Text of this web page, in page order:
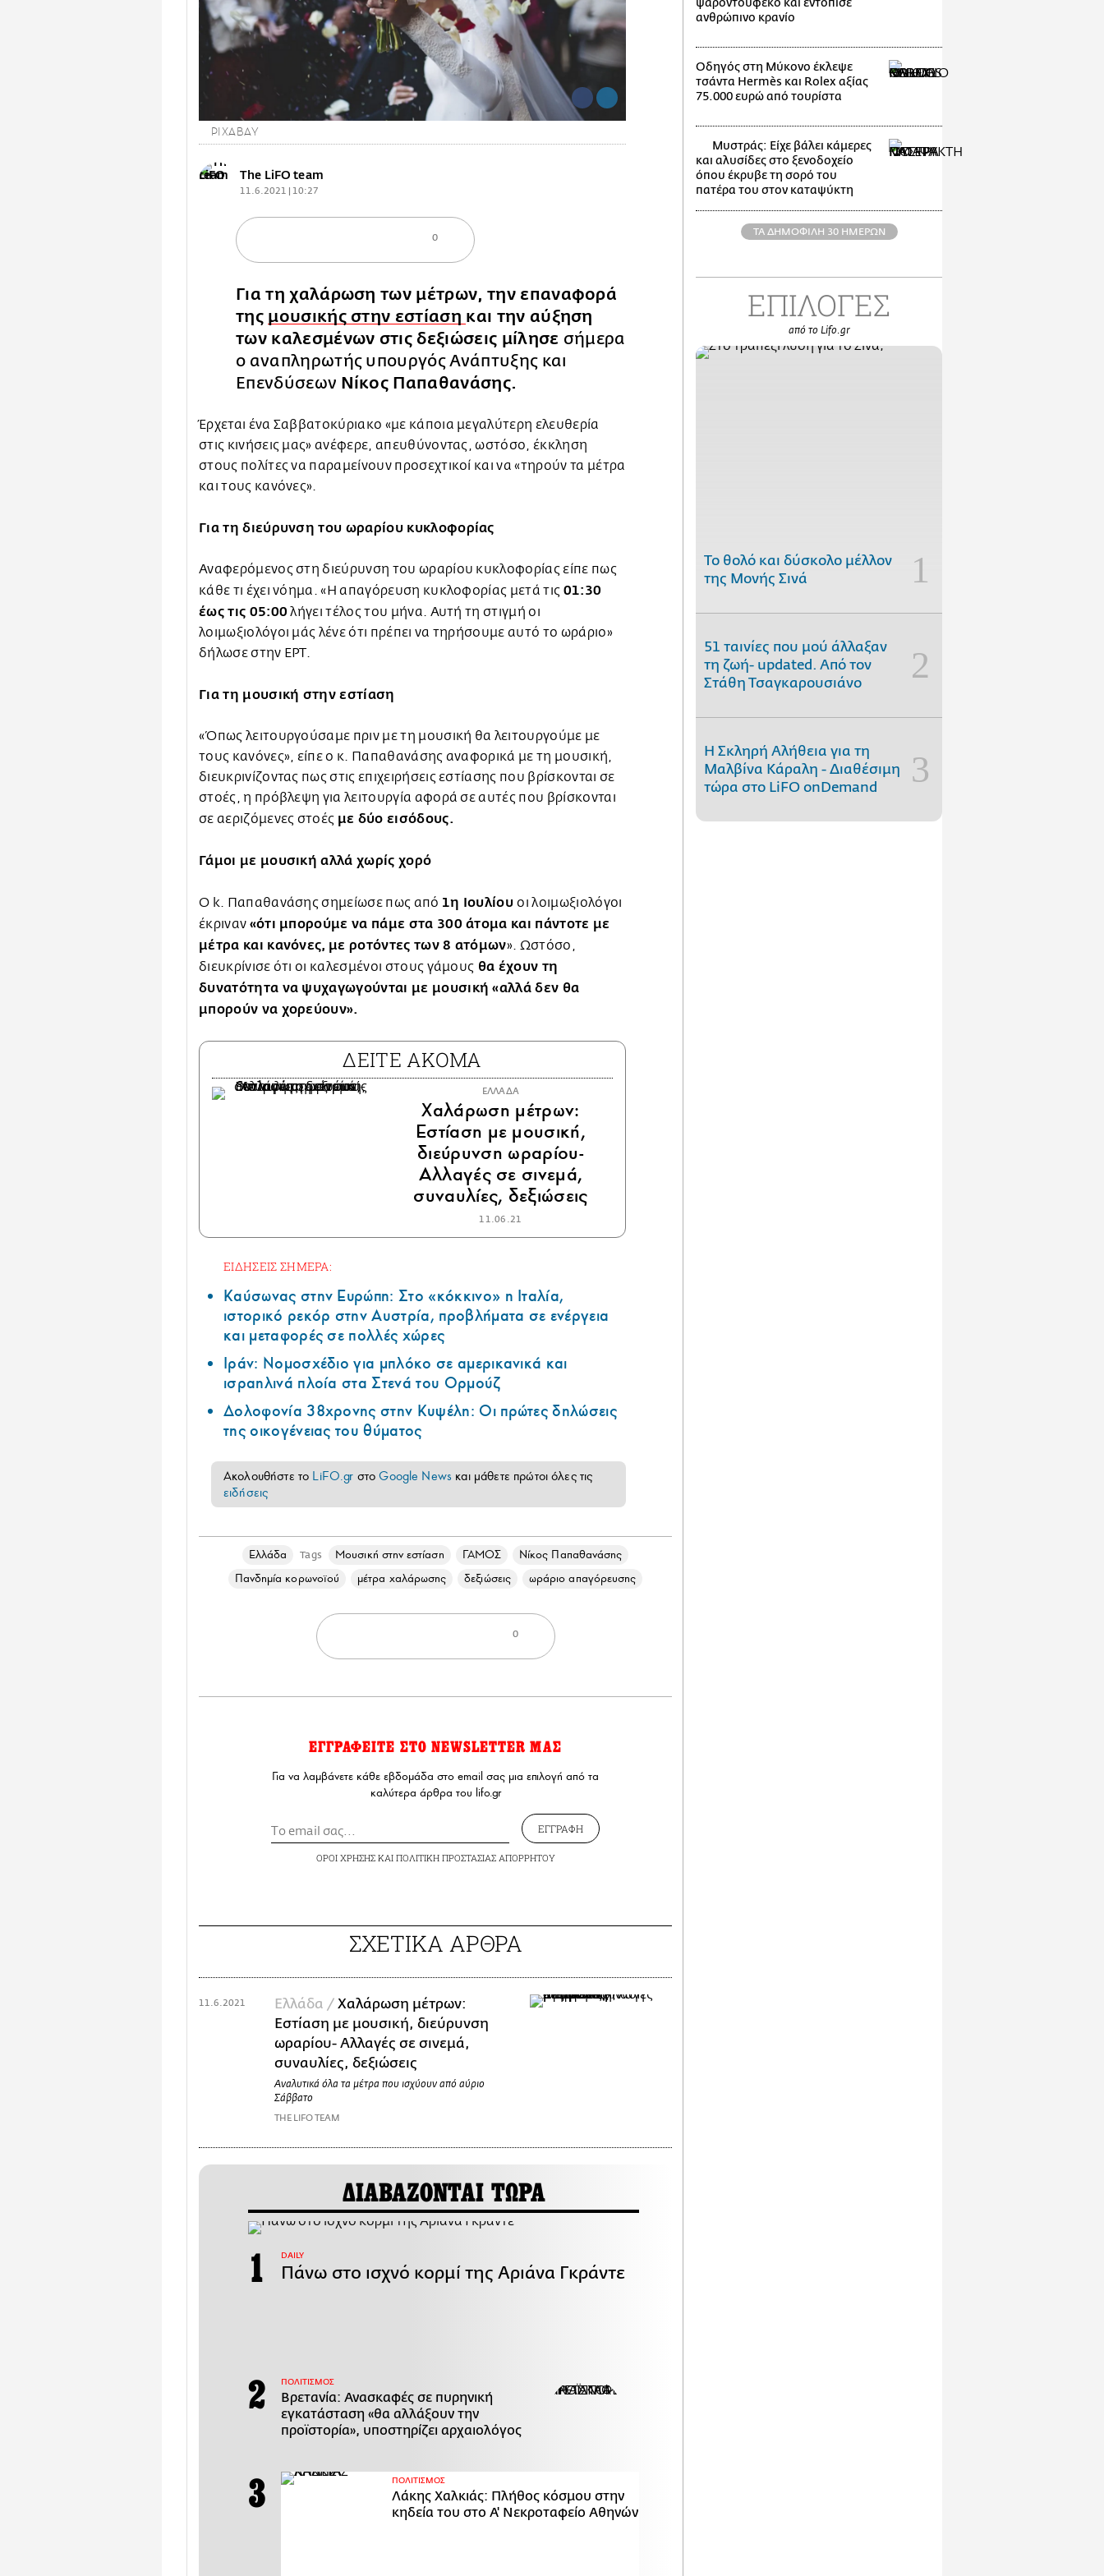
PIXABAY
The LiFO team
11.6.2021 | 10:27
0
Για τη χαλάρωση των μέτρων, την επαναφορά
της μουσικής στην εστίαση και την αύξηση
των καλεσμένων στις δεξιώσεις μίλησε σήμερα
ο αναπληρωτής υπουργός Ανάπτυξης και
Επενδύσεων Νίκος Παπαθανάσης.
Έρχεται ένα Σαββατοκύριακο «με κάποια μεγαλύτερη ελευθερία
στις κινήσεις μας» ανέφερε, απευθύνοντας, ωστόσο, έκκληση
στους πολίτες να παραμείνουν προσεχτικοί και να «τηρούν τα μέτρα
και τους κανόνες».
Για τη διεύρυνση του ωραρίου κυκλοφορίας
Αναφερόμενος στη διεύρυνση του ωραρίου κυκλοφορίας είπε πως
κάθε τι έχει νόημα. «Η απαγόρευση κυκλοφορίας μετά τις 01:30
έως τις 05:00 λήγει τέλος του μήνα. Αυτή τη στιγμή οι
λοιμωξιολόγοι μάς λένε ότι πρέπει να τηρήσουμε αυτό το ωράριο»
δήλωσε στην ΕΡΤ.
Για τη μουσική στην εστίαση
«Όπως λειτουργούσαμε πριν με τη μουσική θα λειτουργούμε με
τους κανόνες», είπε ο κ. Παπαθανάσης αναφορικά με τη μουσική,
διευκρινίζοντας πως στις επιχειρήσεις εστίασης που βρίσκονται σε
στοές, η πρόβλεψη για λειτουργία αφορά σε αυτές που βρίσκονται
σε αεριζόμενες στοές με δύο εισόδους.
Γάμοι με μουσική αλλά χωρίς χορό
Ο k. Παπαθανάσης σημείωσε πως από 1η Ιουλίουοι λοιμωξιολόγοι
έκριναν «ότι μπορούμε να πάμε στα 300 άτομα και πάντοτε με
μέτρα και κανόνες, με ροτόντες των 8 ατόμων». Ωστόσο,
διευκρίνισε ότι οι καλεσμένοι στους γάμους θα έχουν τη
δυνατότητα να ψυχαγωγούνται με μουσική «αλλά δεν θα
μπορούν να χορεύουν».
ΔΕΙΤΕ ΑΚΟΜΑ
ΕΛΛΑΔΑ
Χαλάρωση μέτρων:
Εστίαση με μουσική,
διεύρυνση ωραρίου-
Αλλαγές σε σινεμά,
συναυλίες, δεξιώσεις
11.06.21
ΕΙΔΗΣΕΙΣ ΣΗΜΕΡΑ:
Καύσωνας στην Ευρώπη: Στο «κόκκινο» η Ιταλία,
ιστορικό ρεκόρ στην Αυστρία, προβλήματα σε ενέργεια
και μεταφορές σε πολλές χώρες
Ιράν: Νομοσχέδιο για μπλόκο σε αμερικανικά και
ισραηλινά πλοία στα Στενά του Ορμούζ
Δολοφονία 38χρονης στην Κυψέλη: Οι πρώτες δηλώσεις
της οικογένειας του θύματος
Ακολουθήστε το LiFO.gr στοGoogle News και μάθετε πρώτοι όλες τις
ειδήσεις
Ελλάδα Tags Μουσική στην εστίαση ΓΑΜΟΣ
Νίκος Παπαθανάσης
Πανδημία κορωνοϊού
μέτρα χαλάρωσης δεξιώσεις ωράριο απαγόρευσης
0
ΕΓΓΡΑΦΕΙΤΕ ΣΤΟ NEWSLETTER ΜΑΣ
Για να λαμβάνετε κάθε εβδομάδα στο email σας μια επιλογή από τα
καλύτερα άρθρα του lifo.gr
ΕΓΓΡΑΦΗ
ΟΡΟΙ ΧΡΗΣΗΣΚΑΙ ΠΟΛΙΤΙΚΗ ΠΡΟΣΤΑΣΙΑΣ ΑΠΟΡΡΗΤΟΥ
ΣΧΕΤΙΚΑ ΑΡΘΡΑ
Ελλάδα / Χαλάρωση μέτρων:
Εστίαση με μουσική, διεύρυνση
ωραρίου- Αλλαγές σε σινεμά,
συναυλίες, δεξιώσεις
Αναλυτικά όλα τα μέτρα που ισχύουν από αύριο
Σάββατο
THE LIFO TEAM
11.6.2021
ΔΙΑΒΑΖΟΝΤΑΙ ΤΩΡΑ
DAILY
Πάνω στο ισχνό κορμί της Αριάνα Γκράντε
ΠΟΛΙΤΙΣΜΟΣ
Βρετανία: Ανασκαφές σε πυρηνική
εγκατάσταση «θα αλλάξουν την
προϊστορία», υποστηρίζει αρχαιολόγος
ΠΟΛΙΤΙΣΜΟΣ
Λάκης Χαλκιάς: Πλήθος κόσμου στην
κηδεία του στο Α' Νεκροταφείο Αθηνών
ψαροντούφεκο και εντόπισε
ανθρώπινο κρανίο
Οδηγός στη Μύκονο έκλεψε
τσάντα Hermès και Rolex αξίας
75.000 ευρώ από τουρίστα
Μυστράς: Είχε βάλει κάμερες
και αλυσίδες στο ξενοδοχείο
όπου έκρυβε τη σορό του
πατέρα του στον καταψύκτη
ΤΑ ΔΗΜΟΦΙΛΗ 30 ΗΜΕΡΩΝ
ΕΠΙΛΟΓΕΣ
από το Lifo.gr
Το θολό και δύσκολο μέλλον
της Μονής Σινά
51 ταινίες που μού άλλαξαν
τη ζωή- updated. Aπό τον
Στάθη Τσαγκαρουσιάνο
Η Σκληρή Αλήθεια για τη
Μαλβίνα Κάραλη - Διαθέσιμη
τώρα στo LiFO onDemand